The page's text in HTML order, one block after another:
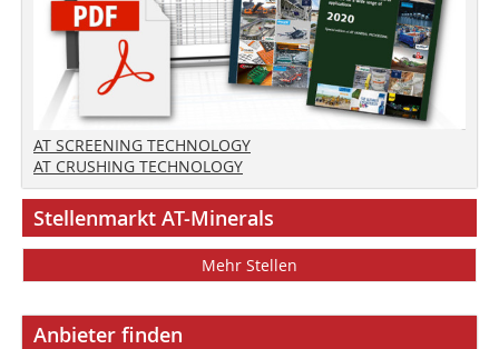
AT SCREENING TECHNOLOGY
AT CRUSHING TECHNOLOGY
Stellenmarkt AT-Minerals
Mehr Stellen
Anbieter finden